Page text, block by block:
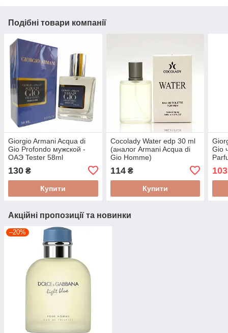
Подібні товари компанії
Giorgio Armani Acqua di
Gio Profondo мужской -
ОАЭ Tester 58ml
130 ₴
Купити
Cocolady Water edp 30 ml
(аналог Armani Acqua di
Gio Homme)
114₴
Купити
Gio
Акційні пропозиції та новинки
–20%